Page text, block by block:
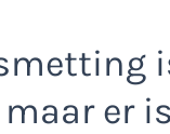
er